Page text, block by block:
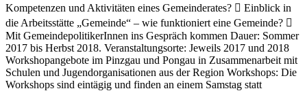
Kompetenzen und Aktivitäten eines Gemeinderates?  Einblick in
die Arbeitsstätte „Gemeinde“ – wie funktioniert eine Gemeinde? 
Mit GemeindepolitikerInnen ins Gespräch kommen Dauer: Sommer
2017 bis Herbst 2018. Veranstaltungsorte: Jeweils 2017 und 2018
Workshopangebote im Pinzgau und Pongau in Zusammenarbeit mit
Schulen und Jugendorganisationen aus der Region Workshops: Die
Workshops sind eintägig und finden an einem Samstag statt